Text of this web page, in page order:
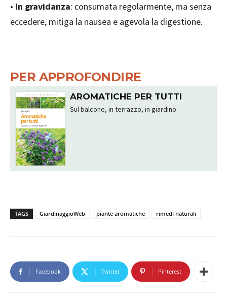
• In gravidanza: consumata regolarmente, ma senza
eccedere, mitiga la nausea e agevola la digestione.
PER APPROFONDIRE
AROMATICHE PER TUTTI
Sul balcone, in terrazzo, in giardino
TAGS GiardinaggioWeb piante aromatiche rimedi naturali
Facebook Twitter Pinterest